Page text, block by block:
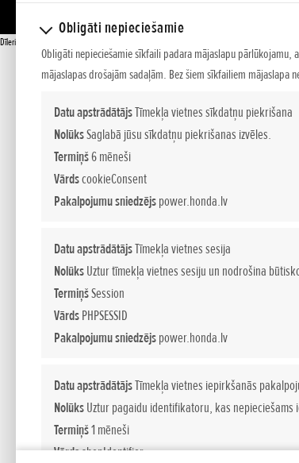
Obligāti nepieciešamie
Obligāti nepieciešamie sīkfaili padara mājaslapu
mājaslapas drošajām sadaļām. Bez šiem sīkfailiem mājaslapa
Datu apstrādātājsTīmekļa vietnes sīkdatņu piekrišana
NolūksSaglabā jūsu sīkdatņu piekrišanas izvēles.
Termiņš6 mēneši
VārdscookieConsent
Pakalpojumu sniedzējspower.honda.lv
Datu apstrādātājsTīmekļa vietnes sesija
NolūksUztur tīmekļa vietnes sesiju un nodrošina
TermiņšSession
VārdsPHPSESSID
Pakalpojumu sniedzējspower.honda.lv
Datu apstrādātājsTīmekļa vietnes iepirkšanās
NolūksUztur pagaidu identifikatoru, kas
Termiņš1 mēneši
VārdsshopIdentifier
Dīleri
Atrast dīleri
SIA H33
Riga
Dārzciema ielā 121 Rīga, LV-1073
+371 67 114 191
PĀRDOŠANA SERVISS
Absolut Auto Riga, SIA
LV-1013 Riga